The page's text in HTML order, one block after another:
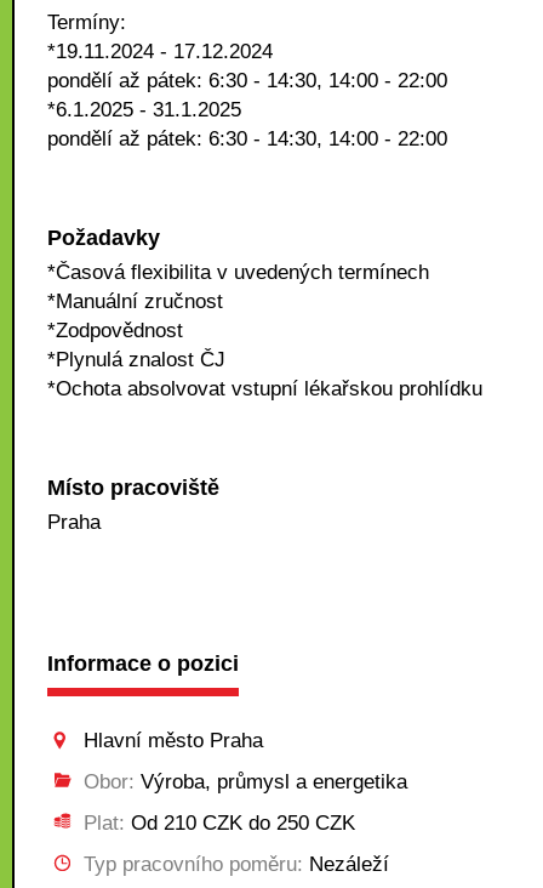
Termíny:
*19.11.2024 - 17.12.2024
pondělí až pátek: 6:30 - 14:30, 14:00 - 22:00
*6.1.2025 - 31.1.2025
pondělí až pátek: 6:30 - 14:30, 14:00 - 22:00
Požadavky
*Časová flexibilita v uvedených termínech
*Manuální zručnost
*Zodpovědnost
*Plynulá znalost ČJ
*Ochota absolvovat vstupní lékařskou prohlídku
Místo pracoviště
Praha
Informace o pozici
Hlavní město Praha
Obor: Výroba, průmysl a energetika
Plat: Od 210 CZK do 250 CZK
Typ pracovního poměru: Nezáleží